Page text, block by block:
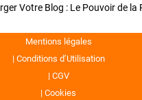
Mentions légales
Conditions d’Utilisation
CGV
Cookies